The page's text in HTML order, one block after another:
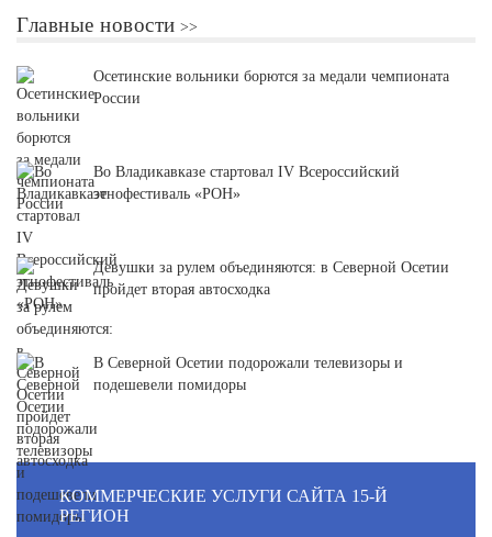
Главные новости
Осетинские вольники борются за медали чемпионата
России
Во Владикавказе стартовал IV Всероссийский
этнофестиваль «РОН»
Девушки за рулем объединяются: в Северной Осетии
пройдет вторая автосходка
В Северной Осетии подорожали телевизоры и
подешевели помидоры
КОММЕРЧЕСКИЕ УСЛУГИ САЙТА 15-Й
РЕГИОН